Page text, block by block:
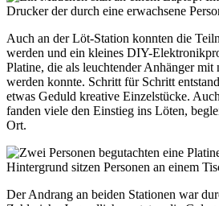
Auch an der Löt-Station konnten die
werden und ein kleines DIY-
Platine, die als leuchtender Anhänger mit
werden konnte. Schritt für Schritt
etwas Geduld kreative Einzelstücke.
fanden viele den Einstieg ins Löten,
Ort.
Der Andrang an beiden Stationen war